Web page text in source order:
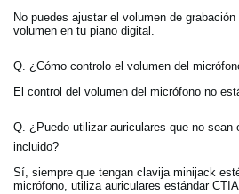
No puedes ajustar el volumen de
volumen en tu piano digital.
Q. ¿Cómo controlo el volumen del
El control del volumen del micrófono no
Q. ¿Puedo utilizar auriculares que no sean
incluido?
Sí, siempre que tengan clavija minijack
micrófono, utiliza auriculares estándar